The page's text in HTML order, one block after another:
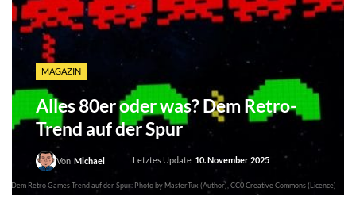
MAGAZIN
Alles 80er oder was? Dem Retro-
Trend auf der Spur
Von Michael Letztes Update 10. November 2025
Dem Retro Games Trend auf der Spur: Photo by MasterTux (Author), CC0 Creative Commons (Licence)